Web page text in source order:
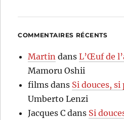
COMMENTAIRES RÉCENTS
Martin dansL’Œuf de
Mamoru Oshii
films dans Si douces, si
Umberto Lenzi
Jacques C dans Si